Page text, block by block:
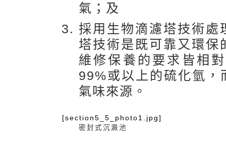
氣；及
採用生物滴濾塔技術處
塔技術是既可靠又環保
維修保養的要求皆相
99%或以上的硫化氫，
氣味來源。
[section5_5_photo1.jpg]
密封式沉澱池